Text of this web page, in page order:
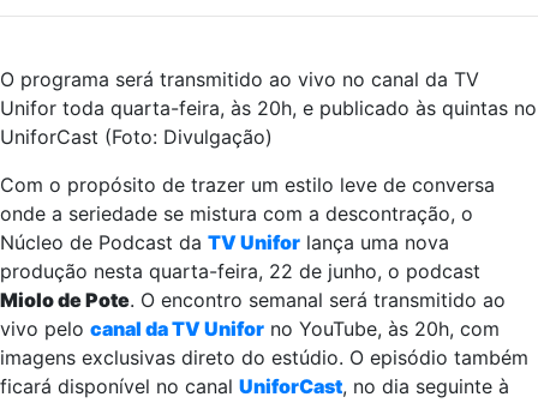
O programa será transmitido ao vivo no canal da TV
Unifor toda quarta-feira, às 20h, e publicado às quintas no
UniforCast (Foto: Divulgação)
Com o propósito de trazer um estilo leve de conversa
onde a seriedade se mistura com a descontração, o
Núcleo de Podcast da TV Unifor lança uma nova
produção nesta quarta-feira, 22 de junho, o podcast
Miolo de Pote. O encontro semanal será transmitido ao
vivo pelo canal da TV Unifor no YouTube, às 20h, com
imagens exclusivas direto do estúdio. O episódio também
ficará disponível no canal UniforCast, no dia seguinte à